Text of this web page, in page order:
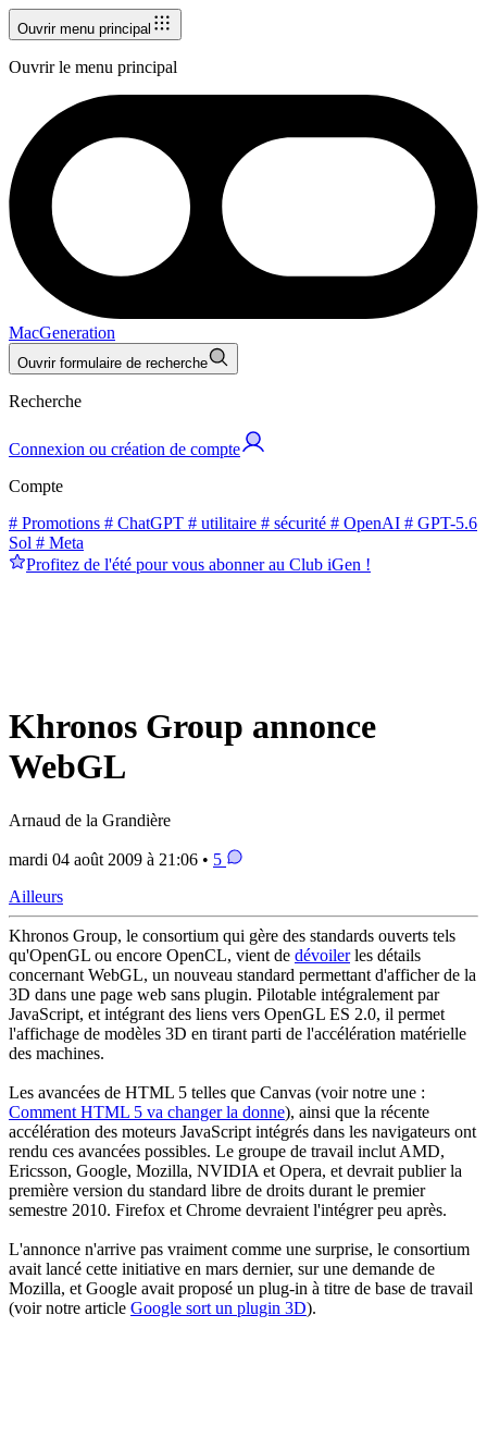
Ouvrir menu principal
Ouvrir le menu principal
MacGeneration
Ouvrir formulaire de recherche
Recherche
Connexion ou création de compte
Compte
# Promotions # ChatGPT # utilitaire # sécurité # OpenAI # GPT-5.6
Sol # Meta
Profitez de l'été pour vous abonner au Club iGen !
Khronos Group annonce
WebGL
Arnaud de la Grandière
mardi 04 août 2009 à 21:06 • 5
Ailleurs
Khronos Group, le consortium qui gère des standards ouverts tels
qu'OpenGL ou encore OpenCL, vient de dévoilerles détails
concernant WebGL, un nouveau standard permettant d'afficher de la
3D dans une page web sans plugin. Pilotable intégralement par
JavaScript, et intégrant des liens vers OpenGL ES 2.0, il permet
l'affichage de modèles 3D en tirant parti de l'accélération matérielle
des machines.
Les avancées de HTML 5 telles que Canvas (voir notre une :
Comment HTML 5 va changer la donne), ainsi que la récente
accélération des moteurs JavaScript intégrés dans les navigateurs ont
rendu ces avancées possibles. Le groupe de travail inclut AMD,
Ericsson, Google, Mozilla, NVIDIA et Opera, et devrait publier la
première version du standard libre de droits durant le premier
semestre 2010. Firefox et Chrome devraient l'intégrer peu après.
L'annonce n'arrive pas vraiment comme une surprise, le consortium
avait lancé cette initiative en mars dernier, sur une demande de
Mozilla, et Google avait proposé un plug-in à titre de base de travail
(voir notre article Google sort un plugin 3D).